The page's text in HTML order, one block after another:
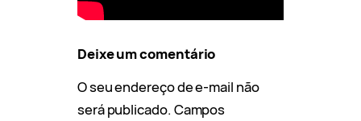
Deixe um comentário
O seu endereço de e-mail não
será publicado. Campos